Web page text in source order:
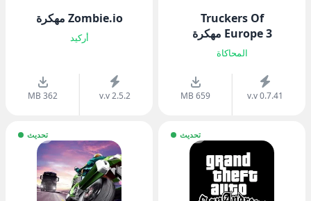
Truckers Of
Europe 3 مهكرة
المحاكاة
v.v 0.7.41
659 MB
Zombie.io مهكرة
أركيد
v.v 2.5.2
362 MB
تحديث تحديث